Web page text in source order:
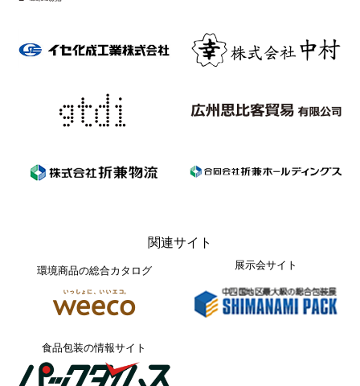
関連サイト
環境商品の総合カタログ 展示会サイト
食品包装の情報サイト